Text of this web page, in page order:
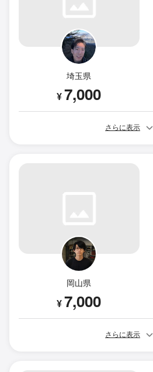
埼玉県
¥7,000
さらに表示
岡山県
¥7,000
さらに表示